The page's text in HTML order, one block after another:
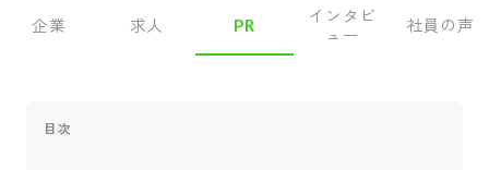
企業 求人 PR
インタビ
ュー
社員の声
目次